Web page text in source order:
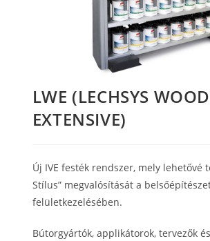
LWE (LECHSYS WOOD
EXTENSIVE)
Új IVE festék rendszer, mely lehetővé
Stílus” megvalósítását a
felületkezelésében.
Bútorgyártók, applikátorok, tervezők